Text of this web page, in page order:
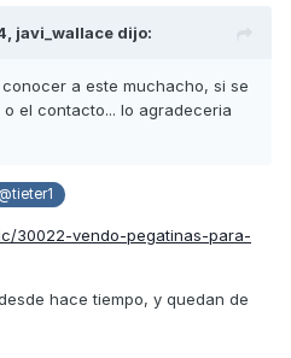
javi_wallace dijo:
a este muchacho, si se
el contacto... lo agradeceria
@tieter1
30022-vendo-pegatinas-para-
hace tiempo, y quedan de